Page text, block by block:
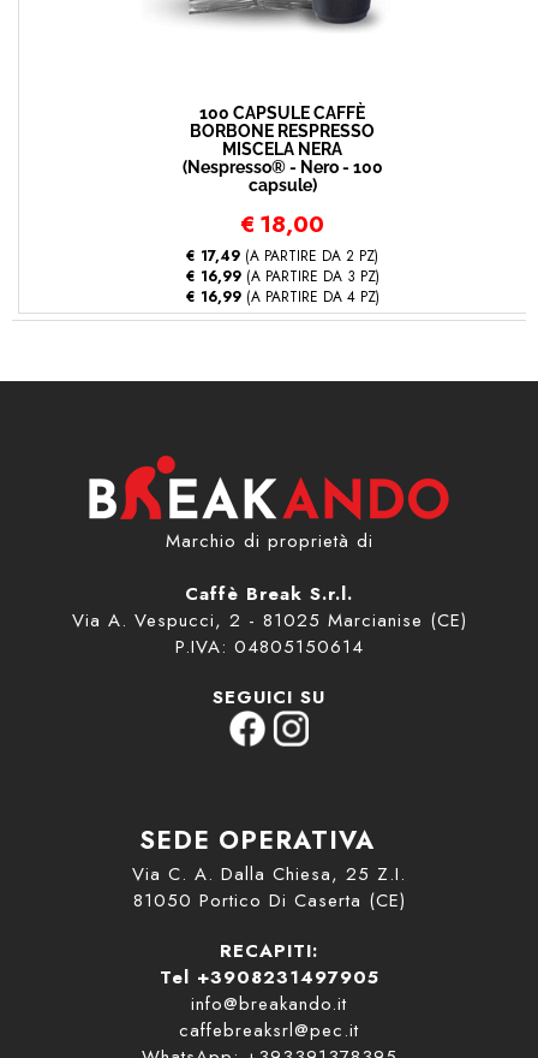
100 CAPSULE CAFFÈ
BORBONE RESPRESSO
MISCELA NERA
(Nespresso® - Nero - 100
capsule)
€ 18,00
€ 17,49 (A PARTIRE DA 2 PZ)
€ 16,99(A PARTIRE DA 3 PZ)
€ 16,99(A PARTIRE DA 4 PZ)
Marchio di proprietà di
Caffè Break S.r.l.
Via A. Vespucci, 2 - 81025 Marcianise (CE)
P.IVA: 04805150614
SEGUICI SU
SEDE OPERATIVA
Via C. A. Dalla Chiesa, 25 Z.I.
81050 Portico Di Caserta (CE)
RECAPITI:
Tel +3908231497905
info@breakando.it
caffebreaksrl@pec.it